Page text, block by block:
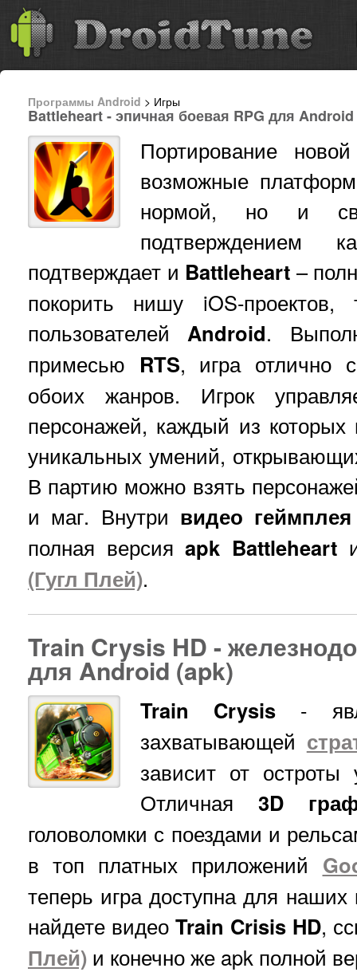
Программы Android > Игры
Battleheart - эпичная боевая RPG для
Портирование
возможные
нормой, но и
подтверждением
подтверждает и Battleheart –
покорить нишу iOS-
пользователей Android.
примесью RTS, игра отлично
обоих жанров. Игрок
персонажей, каждый из
уникальных умений,
В партию можно взять
и маг. Внутри видео
полная версияapk Battleheart
(Гугл Плей).
Train Crysis HD -
для Android (apk)
Train Crysis -
захватывающей
зависит от
Отличная 3D
головоломки с поездами и
в топ платных приложений
теперь игра доступна для
найдете видео Train Crisis HD,
Плей) и конечно же apk полной